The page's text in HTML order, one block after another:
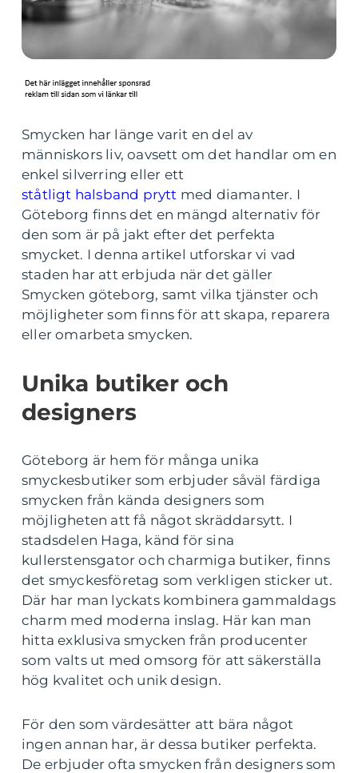
Smycken har länge varit en del av
människors liv, oavsett om det handlar om en
enkel silverring eller ett
ståtligt halsband prytt med diamanter. I
Göteborg finns det en mängd alternativ för
den som är på jakt efter det perfekta
smycket. I denna artikel utforskar vi vad
staden har att erbjuda när det gäller
Smycken göteborg, samt vilka tjänster och
möjligheter som finns för att skapa, reparera
eller omarbeta smycken.
Unika butiker och
designers
Göteborg är hem för många unika
smyckesbutiker som erbjuder såväl färdiga
smycken från kända designers som
möjligheten att få något skräddarsytt. I
stadsdelen Haga, känd för sina
kullerstensgator och charmiga butiker, finns
det smyckesföretag som verkligen sticker ut.
Där har man lyckats kombinera gammaldags
charm med moderna inslag. Här kan man
hitta exklusiva smycken från producenter
som valts ut med omsorg för att säkerställa
hög kvalitet och unik design.
För den som värdesätter att bära något
ingen annan har, är dessa butiker perfekta.
De erbjuder ofta smycken från designers som